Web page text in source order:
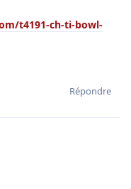
t4191-ch-ti-bowl-
Répondre